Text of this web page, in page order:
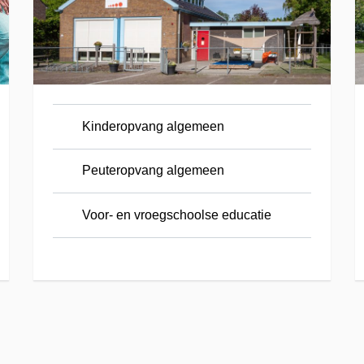
Kinderopvang algemeen
Peuteropvang algemeen
Voor- en vroegschoolse educatie